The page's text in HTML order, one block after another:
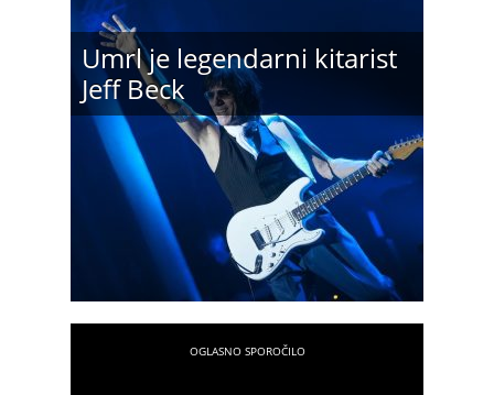
Umrl je legendarni kitarist
Jeff Beck